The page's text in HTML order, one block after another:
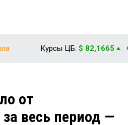
Курсы ЦБ: $ 82,1665
от
за весь период —